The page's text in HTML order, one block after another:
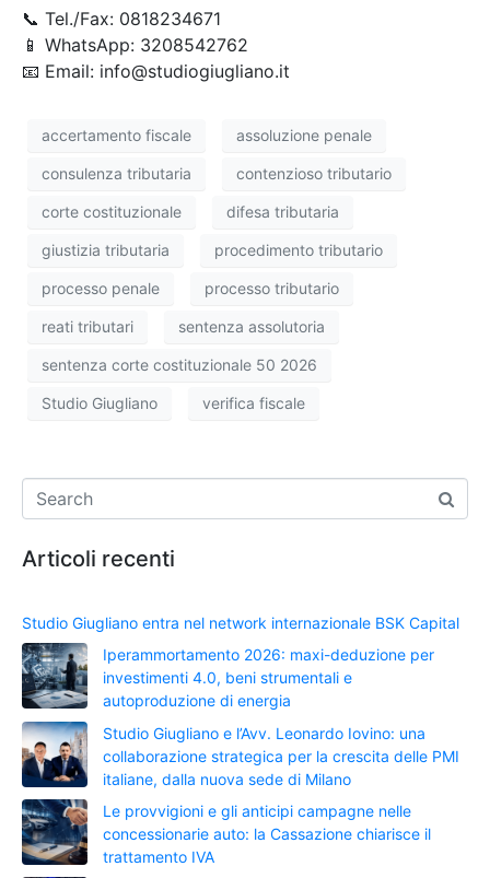
📞 Tel./Fax: 0818234671
📱 WhatsApp: 3208542762
📧 Email: info@studiogiugliano.it
accertamento fiscale assoluzione penale
consulenza tributaria contenzioso tributario
corte costituzionale difesa tributaria
giustizia tributaria procedimento tributario
processo penale processo tributario
reati tributari sentenza assolutoria
sentenza corte costituzionale 50 2026
Studio Giugliano verifica fiscale
Articoli recenti
Studio Giugliano entra nel network internazionale BSK Capital
Iperammortamento 2026: maxi-deduzione per
investimenti 4.0, beni strumentali e
autoproduzione di energia
Studio Giugliano e l’Avv. Leonardo Iovino: una
collaborazione strategica per la crescita delle PMI
italiane, dalla nuova sede di Milano
Le provvigioni e gli anticipi campagne nelle
concessionarie auto: la Cassazione chiarisce il
trattamento IVA